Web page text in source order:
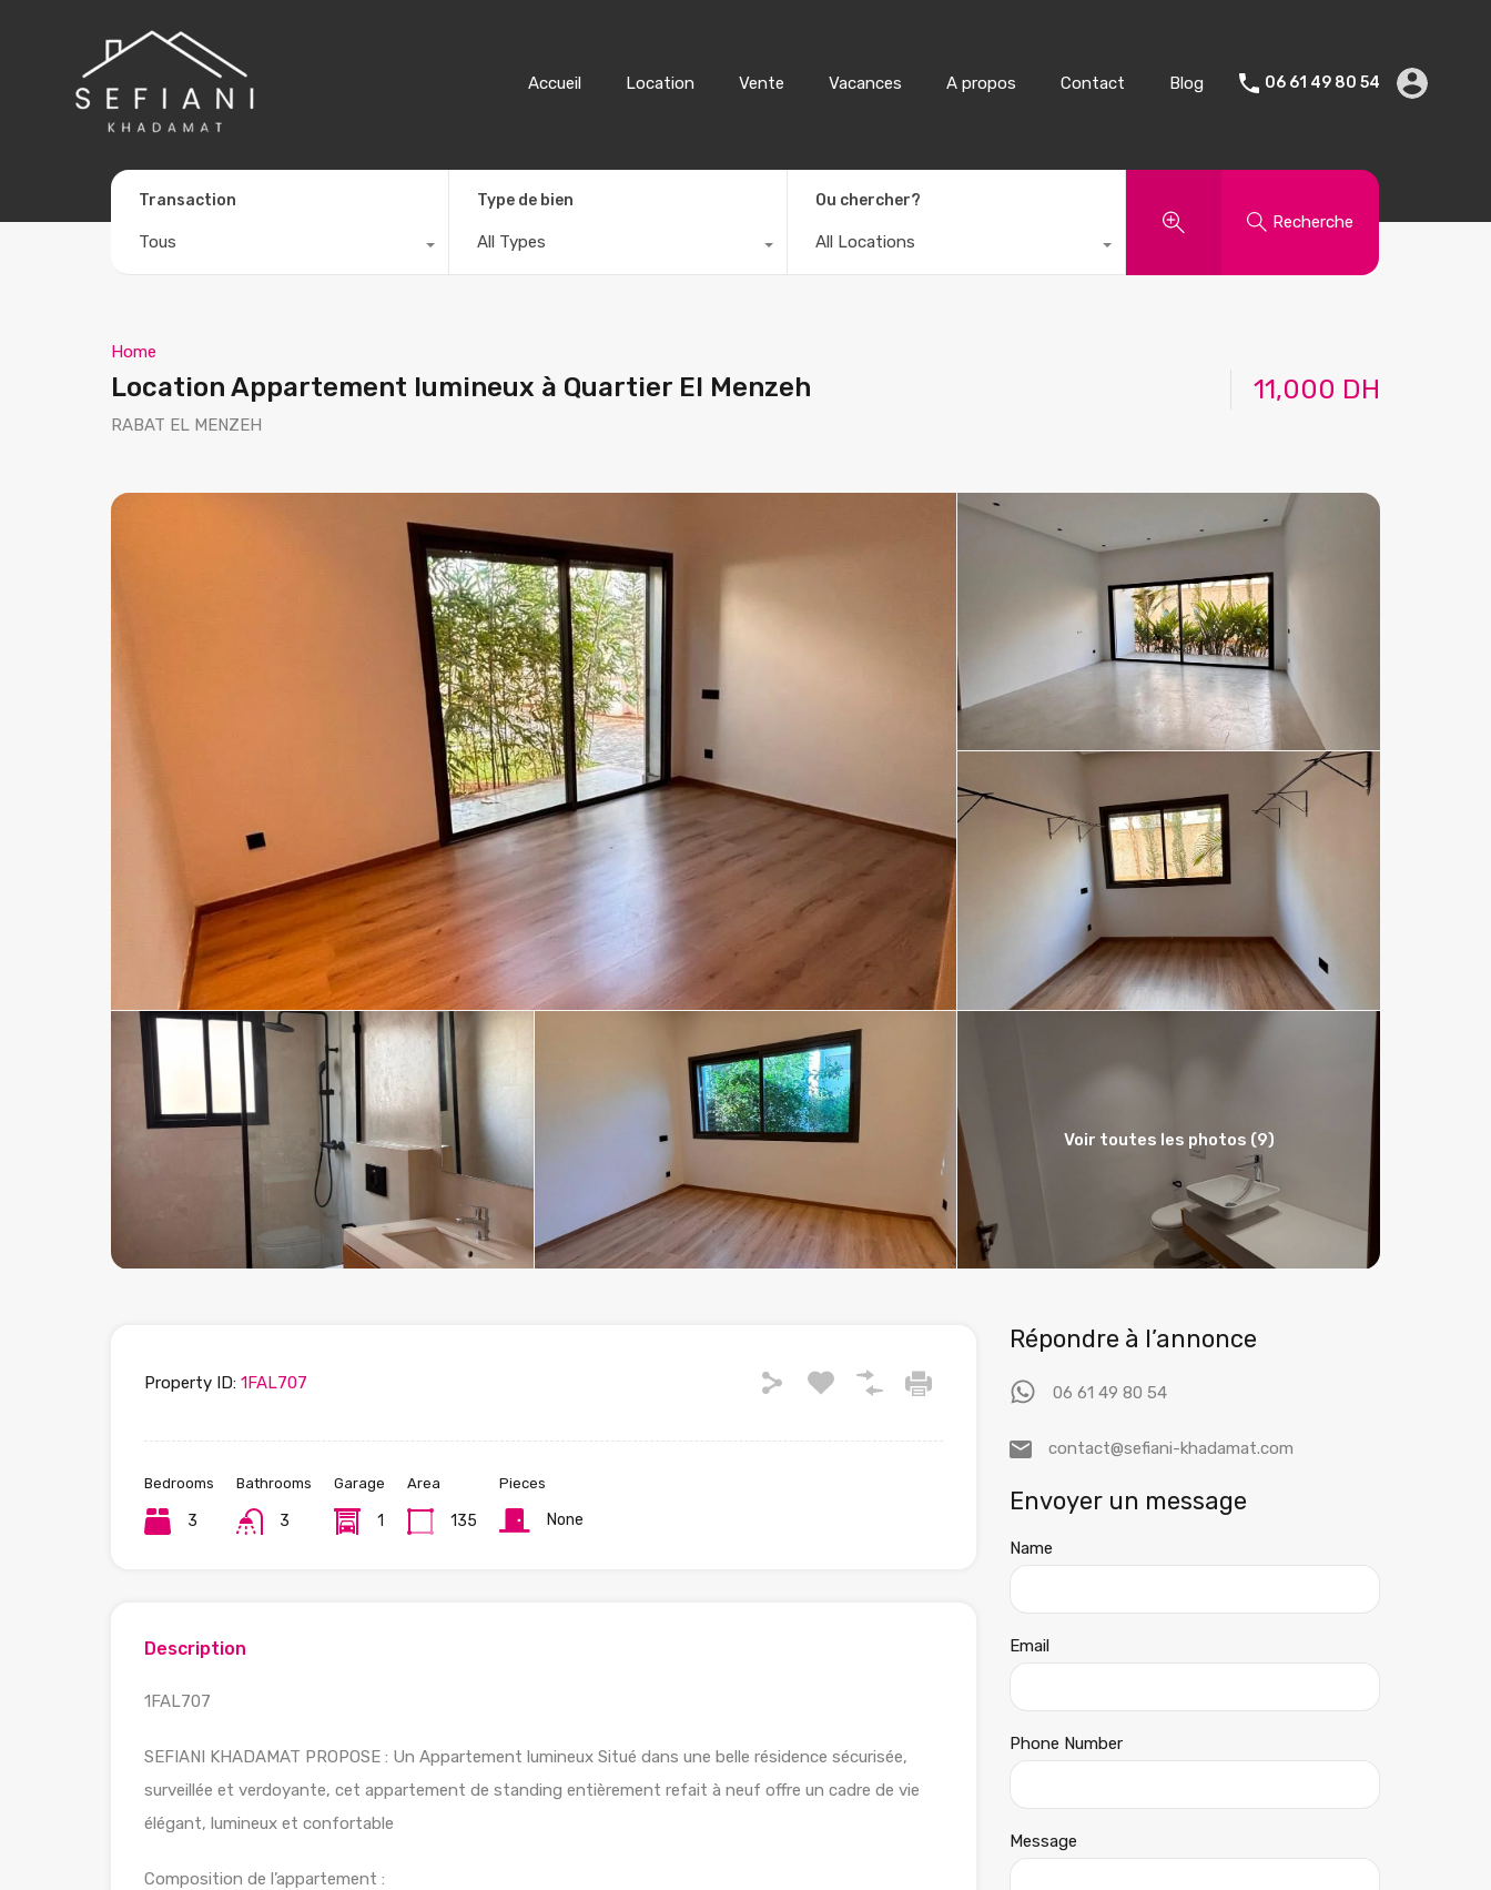
Accueil
Location Vente Vacances A propos Contact Blog 06 61 49 80 54
Transaction
Tous
Type de bien
All Types
Ou chercher?
All Locations
Recherche
Home
Location Appartement lumineux à Quartier El Menzeh
RABAT EL MENZEH
11,000 DH
Voir toutes les photos (9)
Property ID: 1FAL707
Bedrooms
3
Bathrooms
3
Garage
1
Area
135
Pieces
None
Description
1FAL707
SEFIANI KHADAMAT PROPOSE : Un Appartement lumineux Situé dans une belle résidence sécurisée,
surveillée et verdoyante, cet appartement de standing entièrement refait à neuf offre un cadre de vie
élégant, lumineux et confortable
Composition de l’appartement :
Répondre à l’annonce
06 61 49 80 54
contact@sefiani-khadamat.com
Envoyer un message
Name
Email
Phone Number
Message